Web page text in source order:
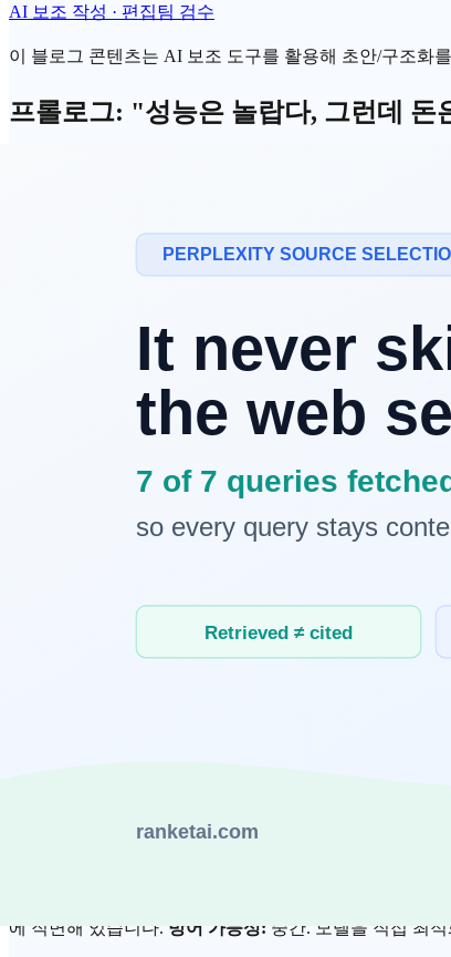
AI 보조 작성 · 편집팀 검수
이 블로그 콘텐츠는 AI 보조 도구를 활용해 초안/구조화
프롤로그: "성능은 놀랍다, 그런데 돈
최근 일부에서는 AI 버블론이 고개를 들고 있습니다. 엄
인 챗봇 서비스는 수익화에 어려움을 겪고 있지만, 특정
1. 무엇이 변했나: '구독'에서 '성과 기
모델 성능 경쟁에서 '단가' 경쟁으로
들의 성능 차이는 실무적으로
론을 제공하기 위해 양자화(Quantization)와 전용 가속기
ROI(투자 대비 효과)의 가시화
과거에는 "일단 도입해보자"는 분위기였다면, 지금은 "
모델도 단순 월 구독료 방식에서 '절감된 비용의 일부를
2. 누가 흔들리는가: 위험 레벨별 분석
에 직면해 있습니다. 방어 가능성: 중간. 모델을 직접 최